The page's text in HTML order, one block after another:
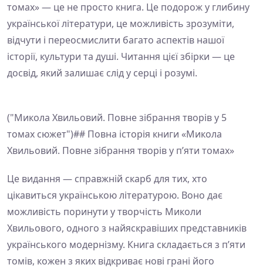
томах» — це не просто книга. Це подорож у глибину
української літератури, це можливість зрозуміти,
відчути і переосмислити багато аспектів нашої
історії, культури та душі. Читання цієї збірки — це
досвід, який залишає слід у серці і розумі.
("Микола Хвильовий. Повне зібрання творів у 5
томах сюжет")## Повна історія книги «Микола
Хвильовий. Повне зібрання творів у п’яти томах»
Це видання — справжній скарб для тих, хто
цікавиться українською літературою. Воно дає
можливість поринути у творчість Миколи
Хвильового, одного з найяскравіших представників
українського модернізму. Книга складається з п’яти
томів, кожен з яких відкриває нові грані його